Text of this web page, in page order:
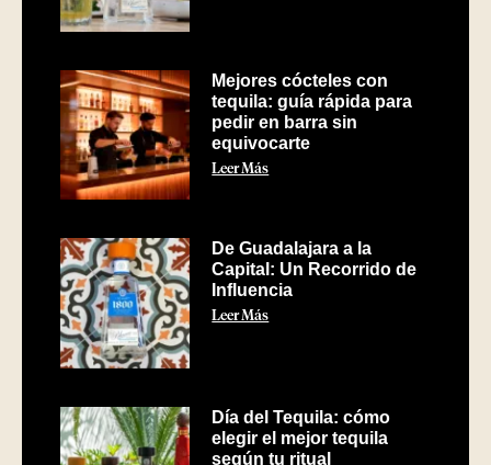
Mejores cócteles con
tequila: guía rápida para
pedir en barra sin
equivocarte
Leer Más
De Guadalajara a la
Capital: Un Recorrido de
Influencia
Leer Más
Día del Tequila: cómo
elegir el mejor tequila
según tu ritual